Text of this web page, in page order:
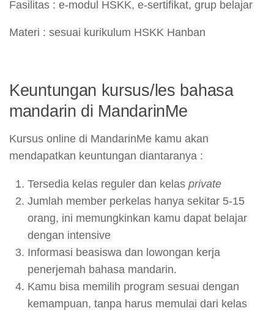
Fasilitas : e-modul HSKK, e-sertifikat, grup belajar
Materi : sesuai kurikulum HSKK Hanban
Keuntungan kursus/les bahasa
mandarin di MandarinMe
Kursus online di MandarinMe kamu akan
mendapatkan keuntungan diantaranya :
Tersedia kelas reguler dan kelas private
Jumlah member perkelas hanya sekitar 5-15
orang, ini memungkinkan kamu dapat belajar
dengan intensive
Informasi beasiswa dan lowongan kerja
penerjemah bahasa mandarin.
Kamu bisa memilih program sesuai dengan
kemampuan, tanpa harus memulai dari kelas